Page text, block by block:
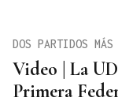
Video | La
Primera
DOS PARTIDOS MÁS